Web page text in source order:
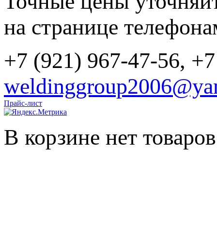
на странице
+7 (921) 967-47-56,
Прайс-лист
В корзине нет товаров